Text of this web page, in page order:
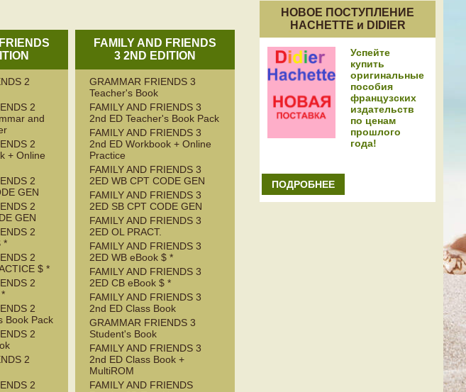
2
2
and
2
+ Online
2
GEN
2
GEN
2
*
2
$ *
2
2
Book Pack
2
2
2
FAMILY AND FRIENDS
3 2ND EDITION
GRAMMAR FRIENDS 3
Teacher's Book
FAMILY AND FRIENDS 3
2nd ED Teacher's Book Pack
FAMILY AND FRIENDS 3
2nd ED Workbook + Online
Practice
FAMILY AND FRIENDS 3
2ED WB CPT CODE GEN
FAMILY AND FRIENDS 3
2ED SB CPT CODE GEN
FAMILY AND FRIENDS 3
2ED OL PRACT.
FAMILY AND FRIENDS 3
2ED WB eBook $ *
FAMILY AND FRIENDS 3
2ED CB eBook $ *
FAMILY AND FRIENDS 3
2nd ED Class Book
GRAMMAR FRIENDS 3
Student's Book
FAMILY AND FRIENDS 3
2nd ED Class Book +
MultiROM
FAMILY AND FRIENDS
НОВОЕ ПОСТУПЛЕНИЕ
HACHETTE и DIDIER
Успейте
купить
оригинальные
пособия
французских
издательств
по ценам
прошлого
года!
ПОДРОБНЕЕ